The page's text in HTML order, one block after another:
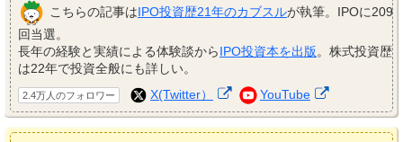
こちらの記事はIPO投資歴21年のカブスルが執筆。IPOに209
回当選。
長年の経験と実績による体験談からIPO投資本を出版。株式投資歴
は22年で投資全般にも詳しい。
2.4万人のフォロワー X(Twitter） YouTube